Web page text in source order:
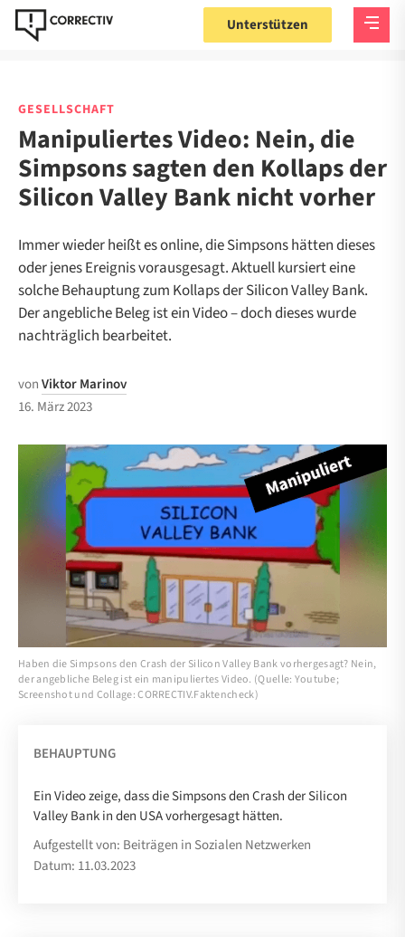
Unterstützen
GESELLSCHAFT
Manipuliertes Video: Nein, die
Simpsons sagten den Kollaps der
Silicon Valley Bank nicht vorher
Immer wieder heißt es online, die Simpsons hätten dieses
oder jenes Ereignis vorausgesagt. Aktuell kursiert eine
solche Behauptung zum Kollaps der Silicon Valley Bank.
Der angebliche Beleg ist ein Video – doch dieses wurde
nachträglich bearbeitet.
vonViktor Marinov
16. März 2023
Haben die Simpsons den Crash der Silicon Valley Bank vorhergesagt? Nein,
der angebliche Beleg ist ein manipuliertes Video. (Quelle: Youtube;
Screenshot und Collage: CORRECTIV.Faktencheck)
BEHAUPTUNG
Ein Video zeige, dass die Simpsons den Crash der Silicon
Valley Bank in den USA vorhergesagt hätten.
Aufgestellt von: Beiträgen in Sozialen Netzwerken
Datum: 11.03.2023